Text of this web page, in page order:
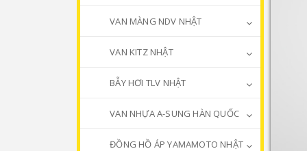
VAN MÀNG NDV NHẬT
VAN KITZ NHẬT
BẪY HƠI TLV NHẬT
VAN NHỰA A-SUNG HÀN QUỐC
ĐỒNG HỒ ÁP YAMAMOTO NHẬT